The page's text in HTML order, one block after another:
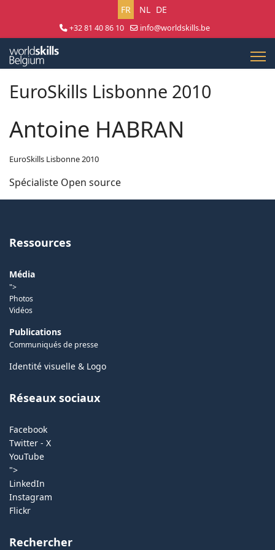
Sélectionnez votre langue
FR NL DE
+32 81 40 86 10
info@worldskills.be
EuroSkills Lisbonne 2010
Antoine HABRAN
EuroSkills Lisbonne 2010
Spécialiste Open source
Ressources
Média
">
Photos
Vidéos
Publications
Communiqués de presse
Identité visuelle & Logo
Réseaux sociaux
Facebook
Twitter - X
YouTube
">
LinkedIn
Instagram
Flickr
Rechercher